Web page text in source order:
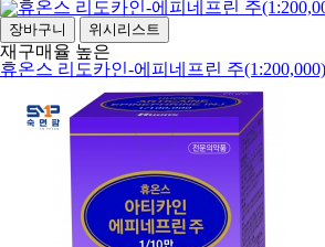
장바구니 위시리스트
재구매율 높은
휴온스 리도카인-에피네프린 주